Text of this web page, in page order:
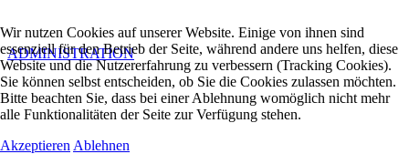
ADMINISTRATION
Wir nutzen Cookies auf unserer Website. Einige von ihnen sind
essenziell für den Betrieb der Seite, während andere uns helfen, diese
Website und die Nutzererfahrung zu verbessern (Tracking Cookies).
Sie können selbst entscheiden, ob Sie die Cookies zulassen möchten.
Bitte beachten Sie, dass bei einer Ablehnung womöglich nicht mehr
alle Funktionalitäten der Seite zur Verfügung stehen.
Akzeptieren Ablehnen